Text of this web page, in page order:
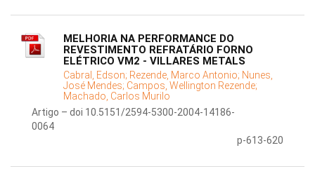
MELHORIA NA PERFORMANCE DO
REVESTIMENTO REFRATÁRIO FORNO
ELÉTRICO VM2 - VILLARES METALS
Cabral, Edson; Rezende, Marco Antonio; Nunes,
José Mendes; Campos, Wellington Rezende;
Machado, Carlos Murilo
Artigo – doi 10.5151/2594-5300-2004-14186-
0064
p-613-620